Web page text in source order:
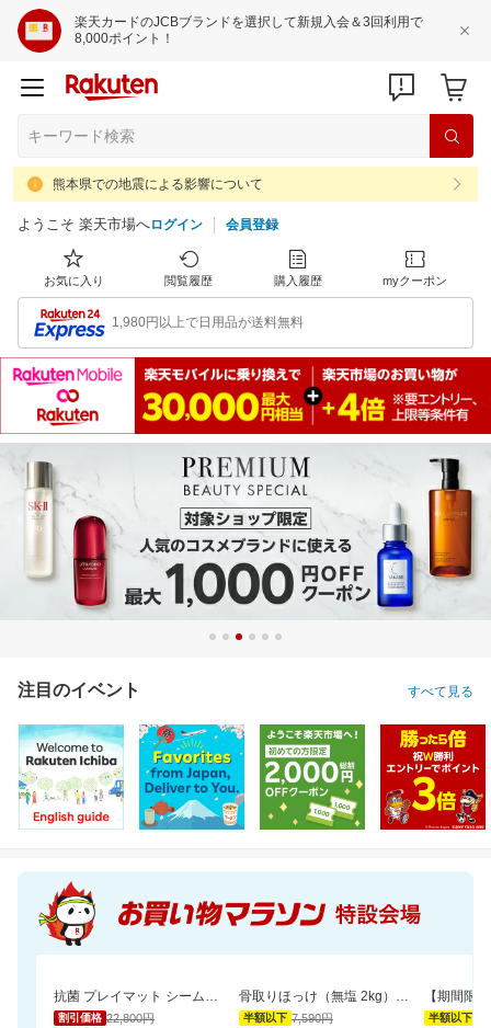
楽天カードのJCBブランドを選択して新規入会＆3回利用で
8,000ポイント！
熊本県での地震による影響について
ようこそ 楽天市場へログイン 会員登録
お気に入り 閲覧履歴 購入履歴 myクーポン
1,980円以上で日用品が送料無料
注目のイベント すべて見る
抗菌 プレイマット シームレス 折りたたみ 持ち手付き 防音 厚み4cm GUMODE
割引価格 22,800円
骨取りほっけ（無塩 2kg）ソテーや煮つけにおすすめ【骨取り魚の飯田商店】
半額以下 7,590円 半額以下